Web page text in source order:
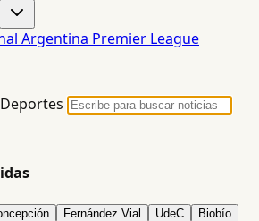
Argentina Premier League
Deportes
Fernández Vial UdeC Biobío